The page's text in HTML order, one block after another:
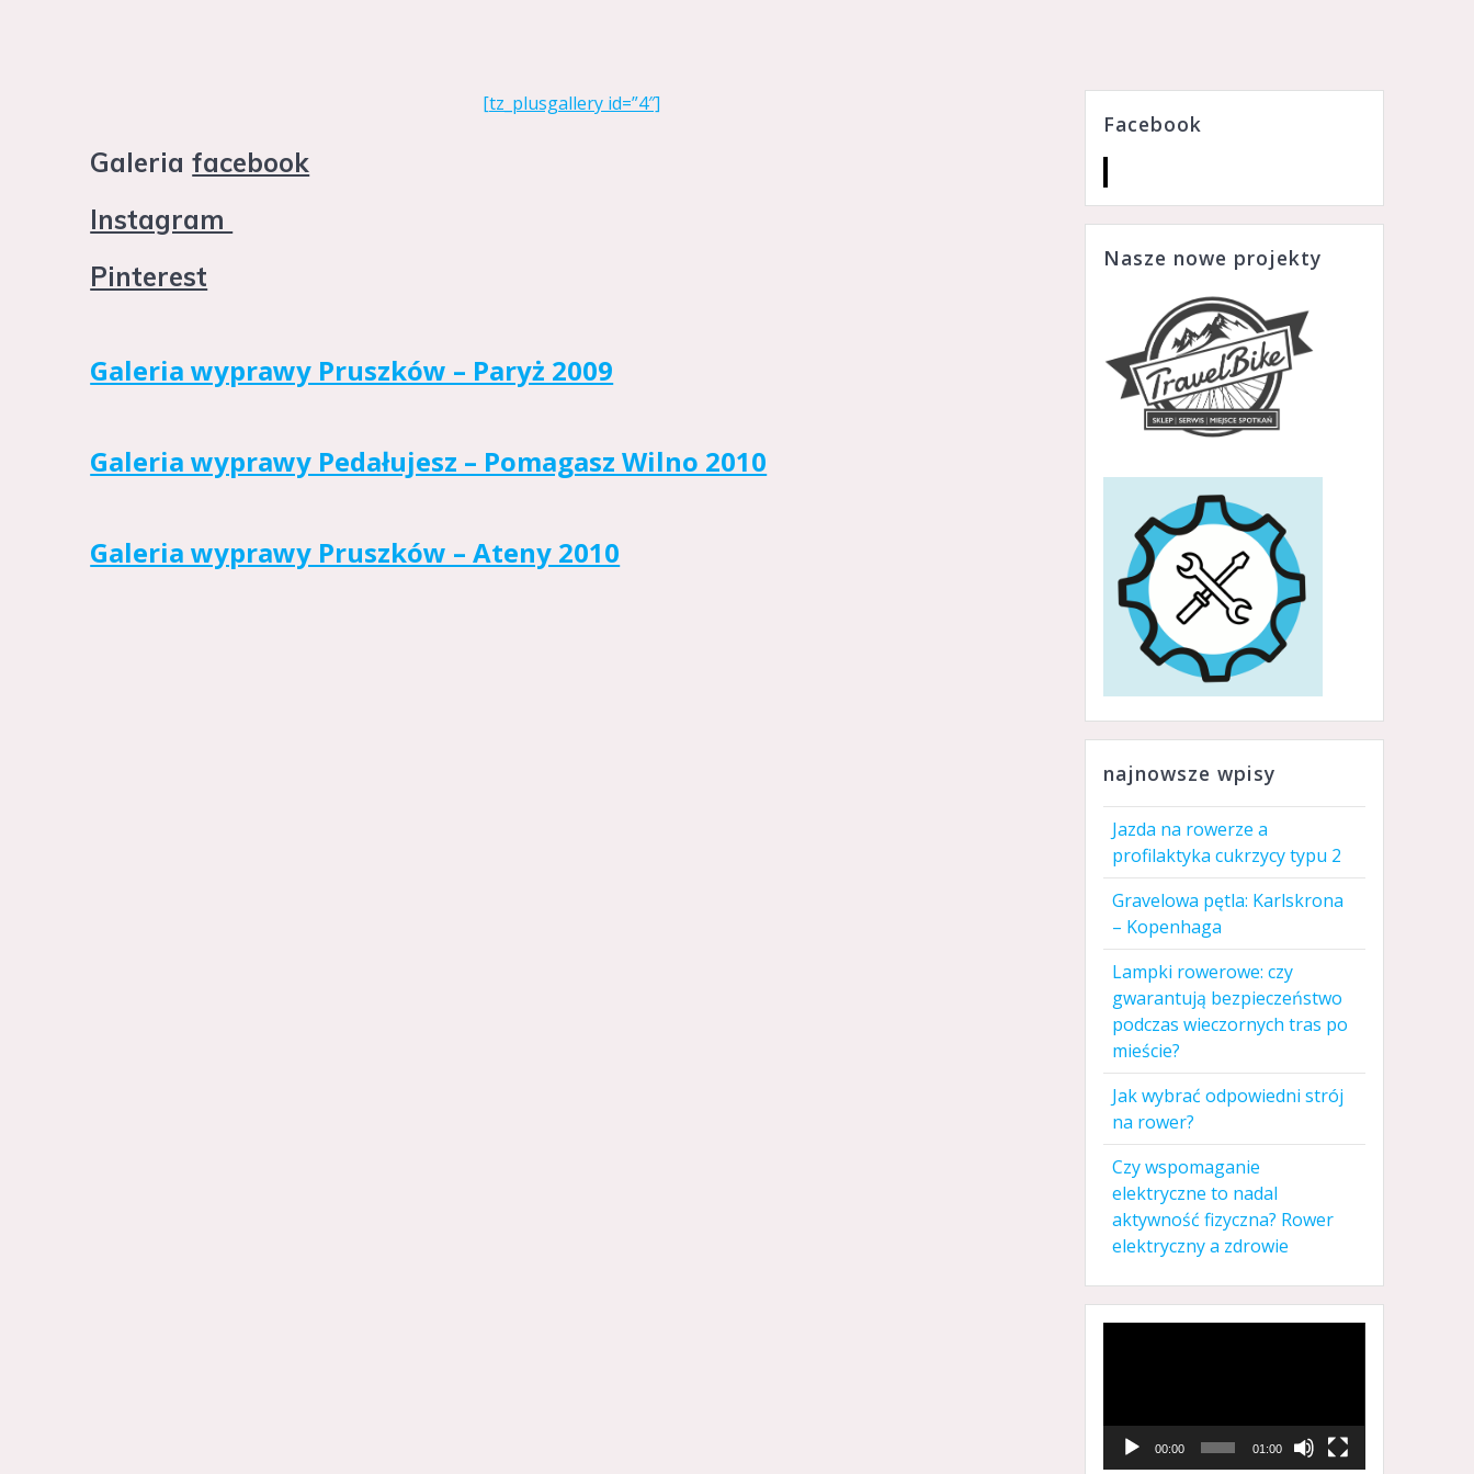
[tz_plusgallery id=”4″]
Galeriafacebook
Instagram
Pinterest
Galeria wyprawy Pruszków – Paryż 2009
Galeria wyprawy Pedałujesz – Pomagasz Wilno 2010
Galeria wyprawy Pruszków – Ateny 2010
Facebook
Nasze nowe projekty
najnowsze wpisy
Jazda na rowerze a
profilaktyka cukrzycy typu 2
Gravelowa pętla: Karlskrona
– Kopenhaga
Lampki rowerowe: czy
gwarantują bezpieczeństwo
podczas wieczornych tras po
mieście?
Jak wybrać odpowiedni strój
na rower?
Czy wspomaganie
elektryczne to nadal
aktywność fizyczna? Rower
elektryczny a zdrowie
00:00 01:00